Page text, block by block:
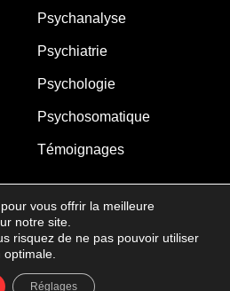
Psychanalyse
Psychiatrie
Psychologie
Psychosomatique
Témoignages
© 2005-2025 – La Gouberdière
Martin de Blagny
vous offrir la meilleure
notre site.
risquez de ne pas pouvoir utiliser
Réglages